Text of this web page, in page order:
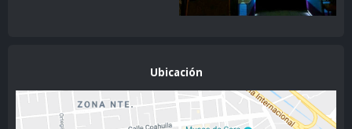
Ubicación